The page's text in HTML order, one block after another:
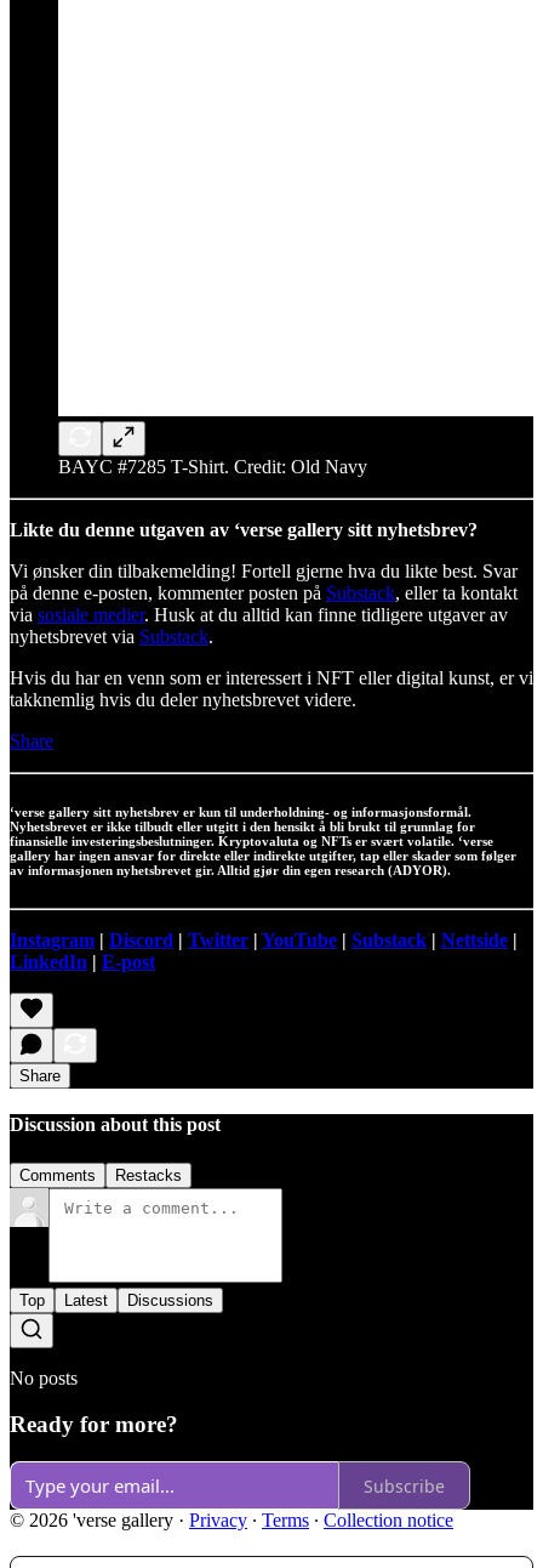
BAYC #7285 T-Shirt. Credit: Old Navy
Likte du denne utgaven av ‘verse gallery sitt nyhetsbrev?
Vi ønsker din tilbakemelding! Fortell gjerne hva du likte best. Svar
på denne e-posten, kommenter posten på Substack, eller ta kontakt
via sosiale medier. Husk at du alltid kan finne tidligere utgaver av
nyhetsbrevet via Substack.
Hvis du har en venn som er interessert i NFT eller digital kunst, er vi
takknemlig hvis du deler nyhetsbrevet videre.
Share
‘verse gallery sitt nyhetsbrev er kun til underholdning- og informasjonsformål.
Nyhetsbrevet er ikke tilbudt eller utgitt i den hensikt å bli brukt til grunnlag for
finansielle investeringsbeslutninger. Kryptovaluta og NFTs er svært volatile. ‘verse
gallery har ingen ansvar for direkte eller indirekte utgifter, tap eller skader som følger
av informasjonen nyhetsbrevet gir. Alltid gjør din egen research (ADYOR).
Instagram | Discord | Twitter | YouTube | Substack | Nettside |
LinkedIn | E-post
Share
Discussion about this post
Comments Restacks
Top Latest Discussions
No posts
Ready for more?
Subscribe
© 2026 'verse gallery · Privacy ∙ Terms ∙ Collection notice